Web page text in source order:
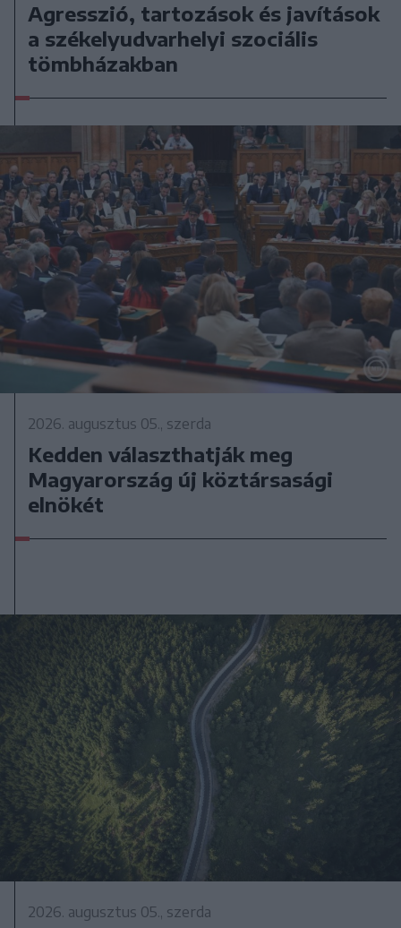
Agresszió, tartozások és javítások
a székelyudvarhelyi szociális
tömbházakban
2026. augusztus 05., szerda
Kedden választhatják meg
Magyarország új köztársasági
elnökét
2026. augusztus 05., szerda